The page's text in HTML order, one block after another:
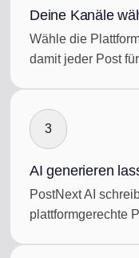
Deine Kanäle
Wähle die
damit jeder Post
3
AI generieren
PostNext AI
plattformgerechte